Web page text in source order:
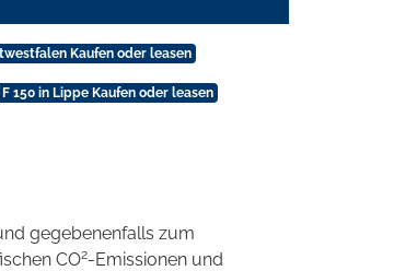
Kaufen oder leasen
150 in Lippe Kaufen oder leasen
gegebenenfalls zum
CO2-Emissionen und